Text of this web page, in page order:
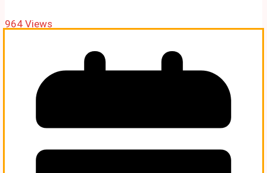
964 Views